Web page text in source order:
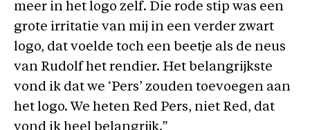
meer in het logo zelf. Die rode stip was een
grote irritatie van mij in een verder zwart
logo, dat voelde toch een beetje als de neus
van Rudolf het rendier. Het belangrijkste
vond ik dat we ‘Pers’ zouden toevoegen aan
het logo. We heten Red Pers, niet Red, dat